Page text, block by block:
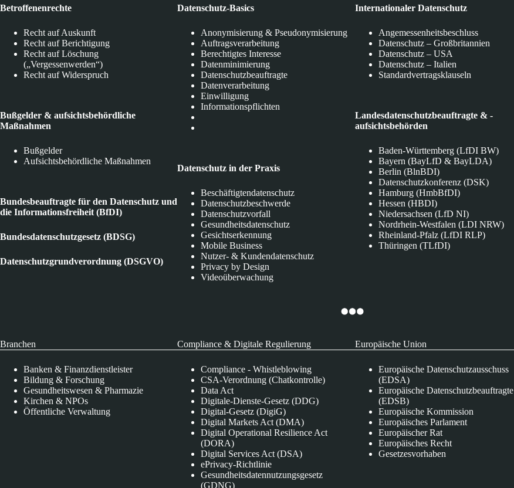
Betroffenenrechte
Recht auf Auskunft
Recht auf Berichtigung
Recht auf Löschung
(„Vergessenwerden“)
Recht auf Widerspruch
Bußgelder & aufsichtsbehördliche
Maßnahmen
Bußgelder
Aufsichtsbehördliche Maßnahmen
Bundesbeauftragte für den Datenschutz und
die Informationsfreiheit (BfDI)
Bundesdatenschutzgesetz (BDSG)
Datenschutzgrundverordnung (DSGVO)
Datenschutz-Basics
Anonymisierung & Pseudonymisierung
Auftragsverarbeitung
Berechtigtes Interesse
Datenminimierung
Datenschutzbeauftragte
Datenverarbeitung
Einwilligung
Informationspflichten
Datenschutz in der Praxis
Beschäftigtendatenschutz
Datenschutzbeschwerde
Datenschutzvorfall
Gesundheitsdatenschutz
Gesichtserkennung
Mobile Business
Nutzer- & Kundendatenschutz
Privacy by Design
Videoüberwachung
Internationaler Datenschutz
Angemessenheitsbeschluss
Datenschutz – Großbritannien
Datenschutz – USA
Datenschutz – Italien
Standardvertragsklauseln
Landesdatenschutzbeauftragte & -
aufsichtsbehörden
Baden-Württemberg (LfDI BW)
Bayern (BayLfD & BayLDA)
Berlin (BlnBDI)
Datenschutzkonferenz (DSK)
Hamburg (HmbBfDI)
Hessen (HBDI)
Niedersachsen (LfD NI)
Nordrhein-Westfalen (LDI NRW)
Rheinland-Pfalz (LfDI RLP)
Thüringen (TLfDI)
Branchen
Banken & Finanzdienstleister
Bildung & Forschung
Gesundheitswesen & Pharmazie
Kirchen & NPOs
Öffentliche Verwaltung
Compliance & Digitale Regulierung
Compliance - Whistleblowing
CSA-Verordnung (Chatkontrolle)
Data Act
Digitale-Dienste-Gesetz (DDG)
Digital-Gesetz (DigiG)
Digital Markets Act (DMA)
Digital Operational Resilience Act
(DORA)
Digital Services Act (DSA)
ePrivacy-Richtlinie
Gesundheitsdatennutzungsgesetz
(GDNG)
Europäische Union
Europäische Datenschutzausschuss
(EDSA)
Europäische Datenschutzbeauftragte
(EDSB)
Europäische Kommission
Europäisches Parlament
Europäischer Rat
Europäisches Recht
Gesetzesvorhaben